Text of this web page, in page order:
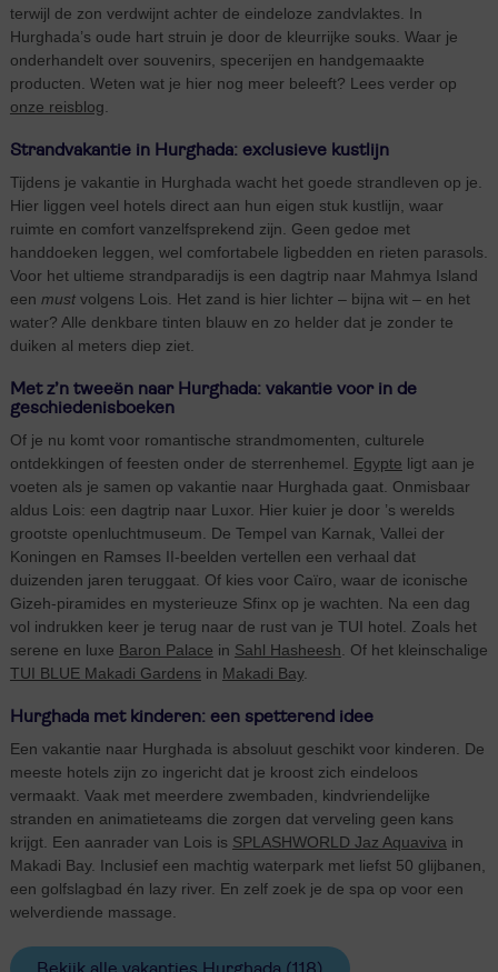
terwijl de zon verdwijnt achter de eindeloze zandvlaktes. In
Hurghada’s oude hart struin je door de kleurrijke souks. Waar je
onderhandelt over souvenirs, specerijen en handgemaakte
producten. Weten wat je hier nog meer beleeft? Lees verder op
onze reisblog
Strandvakantie in Hurghada: exclusieve kustlijn
Tijdens je vakantie in Hurghada wacht het goede strandleven op je.
Hier liggen veel hotels direct aan hun eigen stuk kustlijn, waar
ruimte en comfort vanzelfsprekend zijn. Geen gedoe met
handdoeken leggen, wel comfortabele ligbedden en rieten parasols.
Voor het ultieme strandparadijs is een dagtrip naar Mahmya Island
een mustvolgens Lois. Het zand is hier lichter – bijna wit – en het
water? Alle denkbare tinten blauw en zo helder dat je zonder te
duiken al meters diep ziet.
Met z’n tweeën naar Hurghada: vakantie voor in de
geschiedenisboeken
Of je nu komt voor romantische strandmomenten, culturele
ontdekkingen of feesten onder de sterrenhemel. Egypte ligt aan je
voeten als je samen op vakantie naar Hurghada gaat. Onmisbaar
aldus Lois: een dagtrip naar Luxor. Hier kuier je door ’s werelds
grootste openluchtmuseum. De Tempel van Karnak, Vallei der
Koningen en Ramses II-beelden vertellen een verhaal dat
duizenden jaren teruggaat. Of kies voor Caïro, waar de iconische
Gizeh-piramides en mysterieuze Sfinx op je wachten. Na een dag
vol indrukken keer je terug naar de rust van je TUI hotel. Zoals het
serene en luxe Baron Palace in Sahl Hasheesh . Of het kleinschalige
TUI BLUE Makadi Gardens in Makadi Bay.
Hurghada met kinderen: een spetterend idee
Een vakantie naar Hurghada is absoluut geschikt voor kinderen. De
meeste hotels zijn zo ingericht dat je kroost zich eindeloos
vermaakt. Vaak met meerdere zwembaden, kindvriendelijke
stranden en animatieteams die zorgen dat verveling geen kans
krijgt. Een aanrader van Lois is SPLASHWORLD Jaz Aquaviva in
Makadi Bay. Inclusief een machtig waterpark met liefst 50 glijbanen,
een golfslagbad én lazy river. En zelf zoek je de spa op voor een
welverdiende massage.
Bekijk alle vakanties Hurghada (118)